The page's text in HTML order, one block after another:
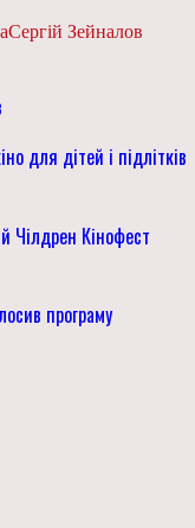
Сергій Зейналов
для дітей і підлітків
Чілдрен Кінофест
програму